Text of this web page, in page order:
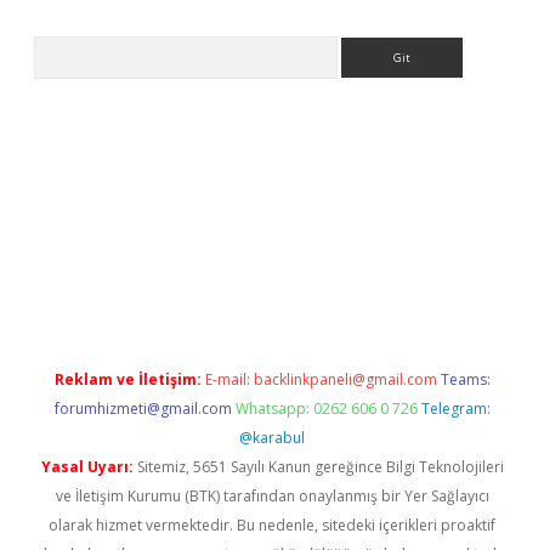
Reklam ve İletişim: E-mail: backlinkpaneli@gmail.com Teams:
forumhizmeti@gmail.com Whatsapp: 0262 606 0 726 Telegram:
@karabul
Yasal Uyarı: Sitemiz, 5651 Sayılı Kanun gereğince Bilgi Teknolojileri
ve İletişim Kurumu (BTK) tarafından onaylanmış bir Yer Sağlayıcı
olarak hizmet vermektedir. Bu nedenle, sitedeki içerikleri proaktif